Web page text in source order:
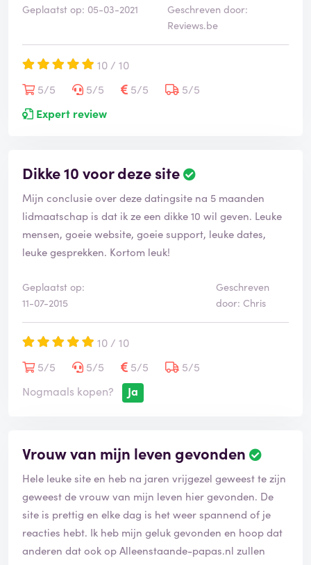
Geplaatst op: 05-03-2021
Geschreven door:
Reviews.be
10 / 10
5/5
5/5 5/5
5/5
Expert review
Dikke 10 voor deze site
Mijn conclusie over deze datingsite na 5 maanden
lidmaatschap is dat ik ze een dikke 10 wil geven. Leuke
mensen, goeie website, goeie support, leuke dates,
leuke gesprekken. Kortom leuk!
Geplaatst op:
11-07-2015
Geschreven
door: Chris
10 / 10
5/5
5/5 5/5
5/5
Nogmaals kopen?
Ja
Vrouw van mijn leven gevonden
Hele leuke site en heb na jaren vrijgezel geweest te zijn
geweest de vrouw van mijn leven hier gevonden. De
site is prettig en elke dag is het weer spannend of je
reacties hebt. Ik heb mijn geluk gevonden en hoop dat
anderen dat ook op Alleenstaande-papas.nl zullen